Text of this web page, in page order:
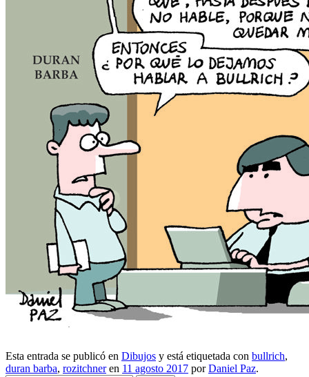
Esta entrada se publicó en Dibujos y está etiquetada con bullrich,
duran barba, rozitchneren 11 agosto 2017 porDaniel Paz.